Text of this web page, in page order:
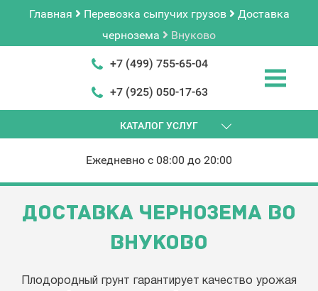
Главная Перевозка сыпучих грузов
Доставка
чернозема
Внуково
+7 (499) 755-65-04
+7 (925) 050-17-63
КАТАЛОГ УСЛУГ
Ежедневно с 08:00 до 20:00
ДОСТАВКА ЧЕРНОЗЕМА ВО
ВНУКОВО
Плодородный грунт гарантирует качество урожая